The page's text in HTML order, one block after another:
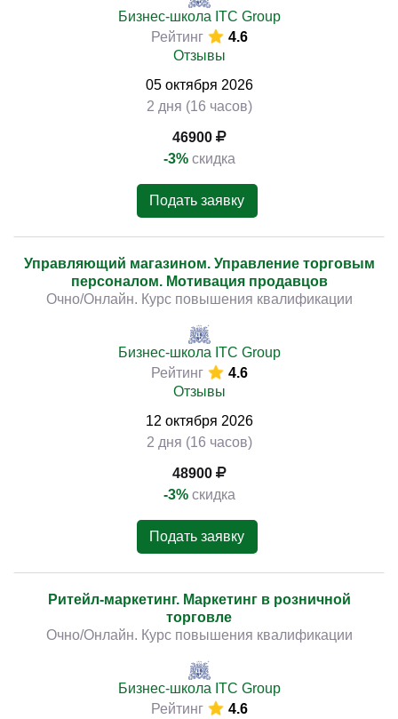
Бизнес-школа ITC Group
Рейтинг
4.6
Отзывы
05 октября 2026
2 дня (16 часов)
46900
-3% скидка
Подать заявку
Управляющий магазином. Управление торговым
персоналом. Мотивация продавцов
Очно/Онлайн. Курс повышения квалификации
Бизнес-школа ITC Group
Рейтинг
4.6
Отзывы
12 октября 2026
2 дня (16 часов)
48900
-3% скидка
Подать заявку
Ритейл-маркетинг. Маркетинг в розничной
торговле
Очно/Онлайн. Курс повышения квалификации
Бизнес-школа ITC Group
Рейтинг
4.6